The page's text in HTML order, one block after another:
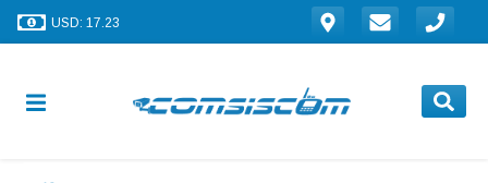
USD: 17.23